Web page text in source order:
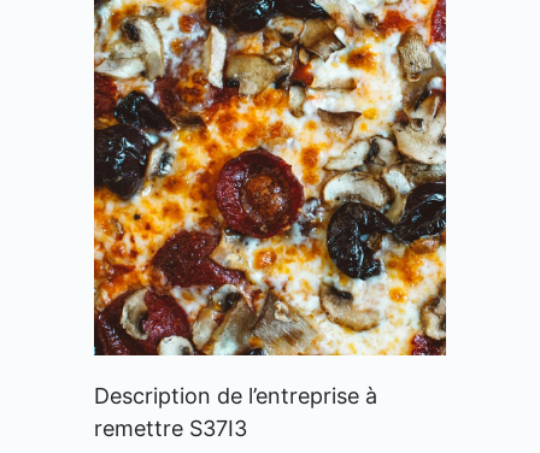
Description de l’entreprise à
remettre S37I3